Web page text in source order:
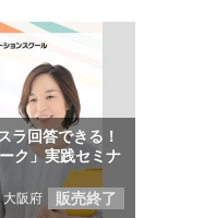
ラ回答できる！
ク」実践セミナ
大阪府 販売終了